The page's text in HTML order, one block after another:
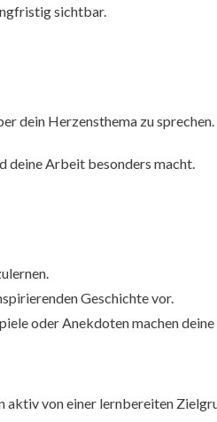
sichtbar.
dein Herzensthema zu sprechen.
deine Arbeit besonders macht.
Geschichte vor.
oder Anekdoten machen
von einer lernbereiten